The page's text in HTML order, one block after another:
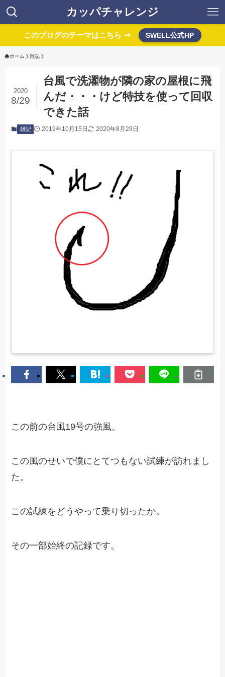
カッパチャレンジ
このブログのテーマはこちら ⇒ SWELL公式HP
ホーム 雑記
台風で洗濯物が隣の家の屋根に飛
んだ・・・けど特技を使って回収
できた話
2020
8/29
雑記 2019年10月15日 2020年8月29日
この前の台風19号の強風。
この風のせいで僕にとてつもない試練が訪れまし
た。
この試練をどうやって乗り切ったか。
その一部始終の記録です。